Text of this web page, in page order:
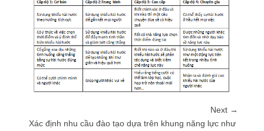
Next →
Xác định nhu cầu đào tạo dựa trên khung năng lực như